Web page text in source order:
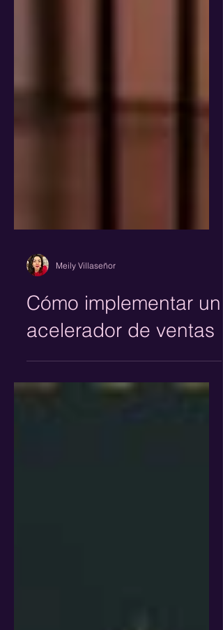
Meily Villaseñor
Cómo implementar un
acelerador de ventas